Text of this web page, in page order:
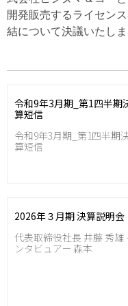
開発販売するライセン
結について決議いたしま
令和9年3月期_第1四半期
算短信
令和9年3月期_第1四半期
算短信
2026年３月期 決算説明会
代表取締役社長 井藤 秀雄
ンタビュアー 森本